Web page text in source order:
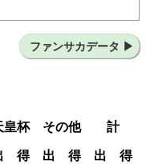
ファンサカデータ
皇杯 その他 計
得
出
得
出
得